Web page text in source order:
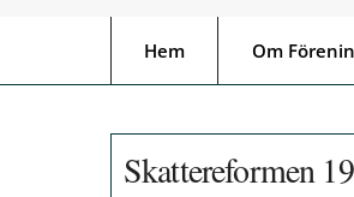
Hem Om
Skattereformen